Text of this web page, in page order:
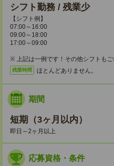
シフト勤務 / 残業少
【シフト例】
07:00～16:00
09:00～18:00
17:00～09:00
※ 上記は一例です！その他シフトもご
残業時間 ほとんどありません。
期間
短期（3ヶ月以内）
即日～2ヶ月以上
応募資格・条件